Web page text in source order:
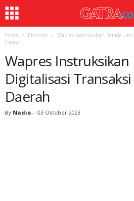
Home Ekonomi
Wapres Instruksikan Pemda
Daerah
Wapres
Digitalisasi
Daerah
By Nadia - 03 Oktober 2023